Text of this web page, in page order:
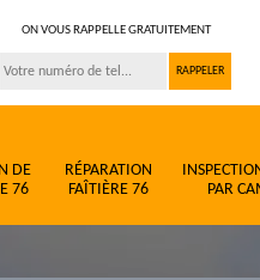
ON VOUS RAPPELLE GRATUITEMENT
DE
76
RÉPARATION
FAÎTIÈRE 76
PAR